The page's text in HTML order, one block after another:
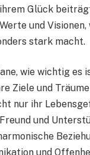
Glück
und Visionen,
stark macht.
wie wichtig es
Ziele und
nur ihr
und
und